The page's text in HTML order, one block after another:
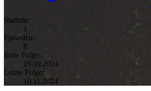
Staffeln:
1
Episoden:
8
Erste Folge:
19.09.2024
Letzte Folge:
10.11.2024